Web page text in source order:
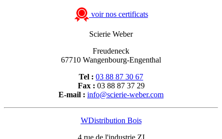
voir nos certificats
Scierie Weber
Freudeneck
67710 Wangenbourg-Engenthal
Tel : 03 88 87 30 67
Fax : 03 88 87 37 29
E-mail : info@scierie-weber.com
WDistribution Bois